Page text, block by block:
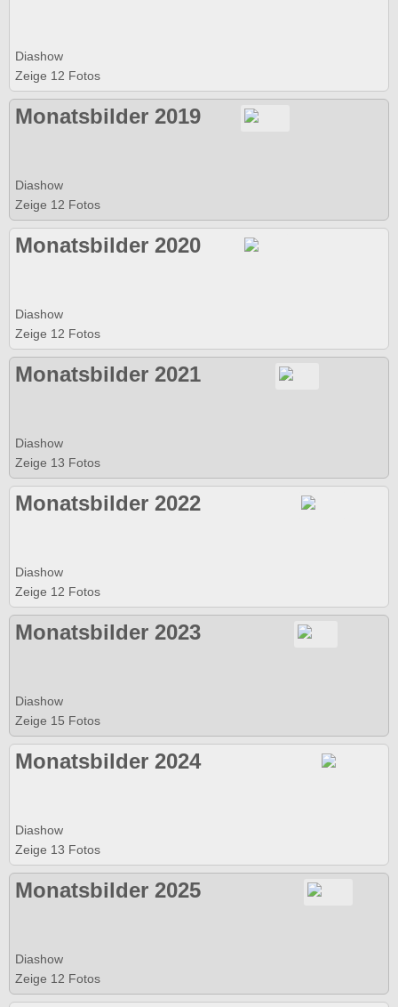
Diashow
Zeige 12 Fotos
Monatsbilder 2019
Diashow
Zeige 12 Fotos
Monatsbilder 2020
Diashow
Zeige 12 Fotos
Monatsbilder 2021
Diashow
Zeige 13 Fotos
Monatsbilder 2022
Diashow
Zeige 12 Fotos
Monatsbilder 2023
Diashow
Zeige 15 Fotos
Monatsbilder 2024
Diashow
Zeige 13 Fotos
Monatsbilder 2025
Diashow
Zeige 12 Fotos